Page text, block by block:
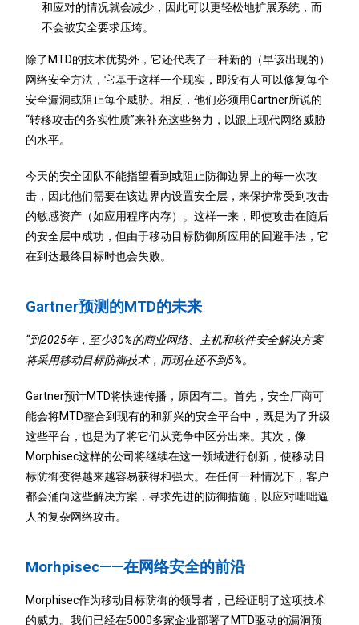
和应对的情况就会减少，因此可以更轻松地扩展系统，而
不会被安全要求压垮。
除了MTD的技术优势外，它还代表了一种新的（早该出现的）
网络安全方法，它基于这样一个现实，即没有人可以修复每个
安全漏洞或阻止每个威胁。相反，他们必须用Gartner所说的
“转移攻击的务实性质”来补充这些努力，以跟上现代网络威胁
的水平。
今天的安全团队不能指望看到或阻止防御边界上的每一次攻
击，因此他们需要在该边界内设置安全层，来保护常受到攻击
的敏感资产（如应用程序内存）。这样一来，即使攻击在随后
的安全层中成功，但由于移动目标防御所应用的回避手法，它
在到达最终目标时也会失败。
Gartner预测的MTD的未来
“到2025年，至少30%的商业网络、主机和软件安全解决方案
将采用移动目标防御技术，而现在还不到5%。
Gartner预计MTD将快速传播，原因有二。首先，安全厂商可
能会将MTD整合到现有的和新兴的安全平台中，既是为了升级
这些平台，也是为了将它们从竞争中区分出来。其次，像
Morphisec这样的公司将继续在这一领域进行创新，使移动目
标防御变得越来越容易获得和强大。在任何一种情况下，客户
都会涌向这些解决方案，寻求先进的防御措施，以应对咄咄逼
人的复杂网络攻击。
Morhpisec——在网络安全的前沿
Morphisec作为移动目标防御的领导者，已经证明了这项技术
的威力。我们已经在5000多家企业部署了MTD驱动的漏洞预